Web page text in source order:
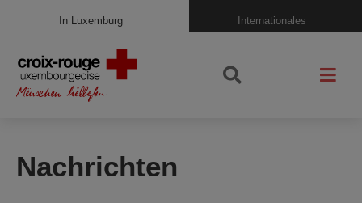
In Luxemburg Internationales
Nachrichten